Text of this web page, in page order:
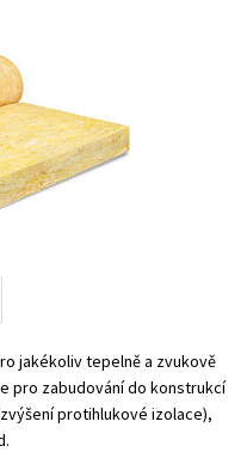
jakékoliv tepelně a zvukově
pro zabudování do konstrukcí
protihlukové izolace),